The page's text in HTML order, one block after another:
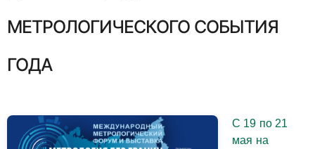
МЕТРОЛОГИЧЕСКОГО СОБЫТИЯ
ГОДА
С 19 по 21
мая на